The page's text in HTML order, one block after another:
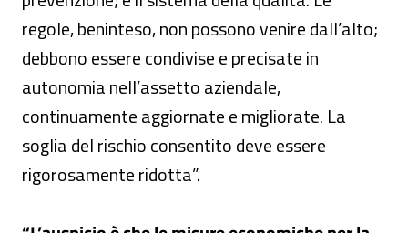
regole, beninteso, non possono venire dall’alto;
debbono essere condivise e precisate in
autonomia nell’assetto aziendale,
continuamente aggiornate e migliorate. La
soglia del rischio consentito deve essere
rigorosamente ridotta”.